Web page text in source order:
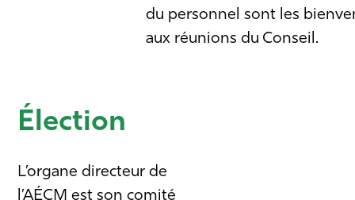
du personnel sont les
aux réunions du Conseil.
Élection
L’organe directeur de
l’AÉCM est son comité